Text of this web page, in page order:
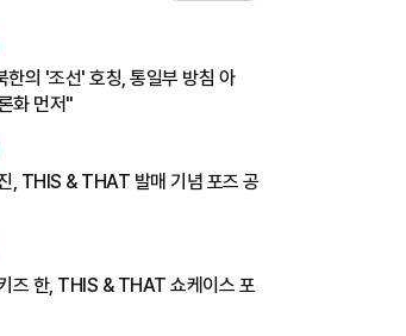
한의 '조선' 호칭, 통일부 방침 아
화 먼저"
, THIS & THAT 발매 기념 포즈 공
즈 한, THIS & THAT 쇼케이스 포